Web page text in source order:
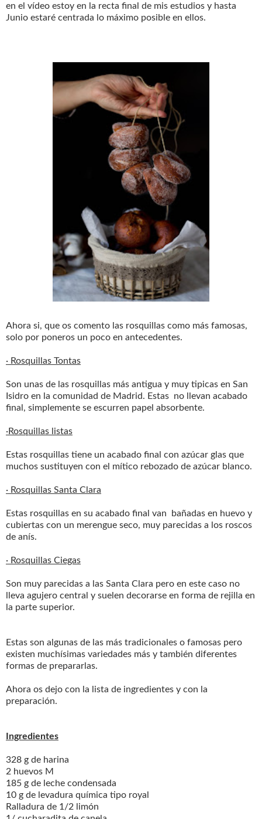
en el vídeo estoy en la recta final de mis estudios y hasta
Junio estaré centrada lo máximo posible en ellos.
Ahora si, que os comento las rosquillas como más famosas,
solo por poneros un poco en antecedentes.
· Rosquillas Tontas
Son unas de las rosquillas más antigua y muy tipicas en San
Isidro en la comunidad de Madrid. Estas no llevan acabado
final, simplemente se escurren papel absorbente.
·Rosquillas listas
Estas rosquillas tiene un acabado final con azúcar glas que
muchos sustituyen con el mítico rebozado de azúcar blanco.
· Rosquillas Santa Clara
Estas rosquillas en su acabado final van bañadas en huevo y
cubiertas con un merengue seco, muy parecidas a los roscos
de anís.
· Rosquillas Ciegas
Son muy parecidas a las Santa Clara pero en este caso no
lleva agujero central y suelen decorarse en forma de rejilla en
la parte superior.
Estas son algunas de las más tradicionales o famosas pero
existen muchísimas variedades más y también diferentes
formas de prepararlas.
Ahora os dejo con la lista de ingredientes y con la
preparación.
Ingredientes
328 g de harina
2 huevos M
185 g de leche condensada
10 g de levadura química tipo royal
Ralladura de 1/2 limón